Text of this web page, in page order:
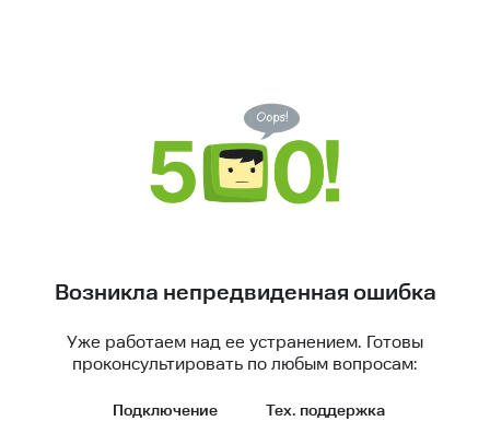
Возникла непредвиденная ошибка
Уже работаем над ее устранением. Готовы
проконсультировать по любым вопросам:
Подключение Тех. поддержка